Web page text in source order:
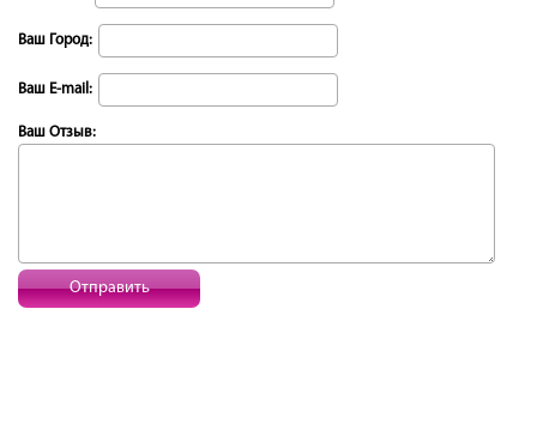
Ваш Город:
Ваш E-mail:
Ваш Отзыв:
Отправить